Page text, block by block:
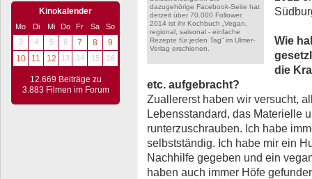
Kinokalender
Mo Di Mi Do Fr Sa
So
3
4 5 6 7 8
9
10
11 12 13 14 15 16
12.669 Beiträge zu
3.883 Filmen im Forum
dazugehörige Facebook-Seite hat
derzeit über 70.000 Follower.
2014 ist ihr Kochbuch „Vegan,
regional, saisonal - einfache
Rezepte für jeden Tag“ im Ulmer-
Verlag erschienen.
Wie
die
etc. aufgebracht?
Zuallererst haben wir versucht,
Lebensstandard, das Materielle
runterzuschrauben. Ich habe
selbstständig. Ich habe mir ein
Nachhilfe gegeben und ein
haben auch immer Höfe